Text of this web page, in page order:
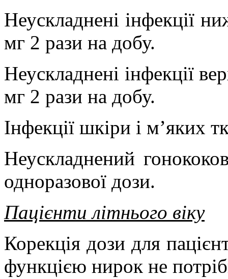
Неускладнені інфекції
мг 2 рази на добу.
Неускладнені інфекції
мг 2 рази на добу.
Інфекції шкіри і м’яких
Неускладнений
одноразової дози.
Пацієнти літнього віку
Корекція дози для
функцією нирок не